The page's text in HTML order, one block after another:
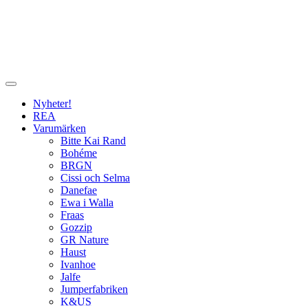
Nyheter!
REA
Varumärken
Bitte Kai Rand
Bohéme
BRGN
Cissi och Selma
Danefae
Ewa i Walla
Fraas
Gozzip
GR Nature
Haust
Ivanhoe
Jalfe
Jumperfabriken
K&US